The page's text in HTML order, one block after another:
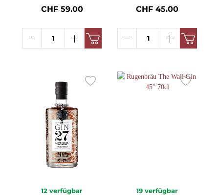
CHF 59.00 CHF 45.00
12 verfügbar 19 verfügbar